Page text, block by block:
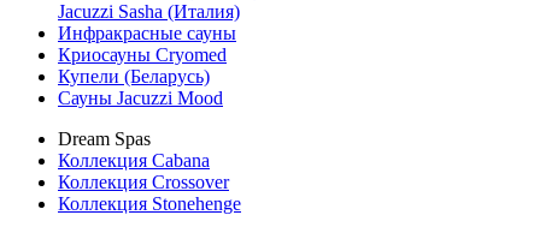
Jacuzzi Sasha (Италия)
Инфракрасные сауны
Криосауны Cryomed
Купели (Беларусь)
Сауны Jacuzzi Mood
Dream Spas
Коллекция Cabana
Коллекция Crossover
Коллекция Stonehenge